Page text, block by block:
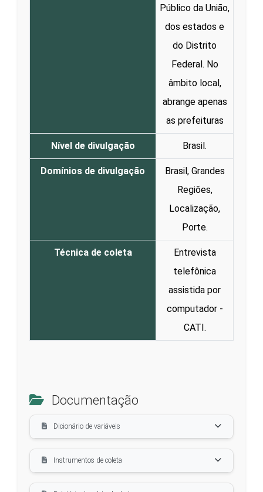
Público da União,
dos estados e
do Distrito
Federal. No
âmbito local,
abrange apenas
as prefeituras
Nível de divulgação Brasil.
Domínios de divulgação
Brasil, Grandes
Regiões,
Localização,
Porte.
Técnica de coleta
Entrevista
telefônica
assistida por
computador -
CATI.
Documentação
Dicionário de variáveis
Instrumentos de coleta